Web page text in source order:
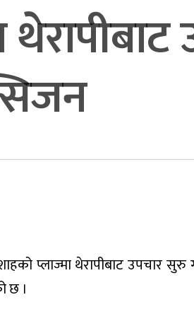
प्लाज्मा थेरापीबाट उपचार सुरु
छ ।